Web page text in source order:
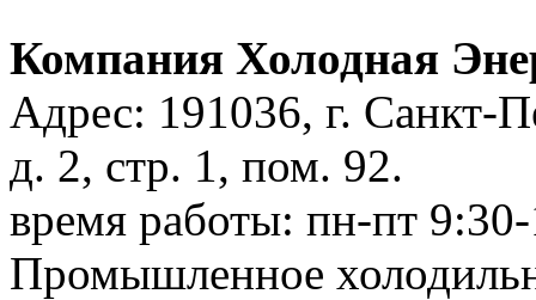
Компания Холодная
Адрес: 191036, г. Санкт-
д. 2, стр. 1, пом. 92.
время работы: пн-пт
Промышленное